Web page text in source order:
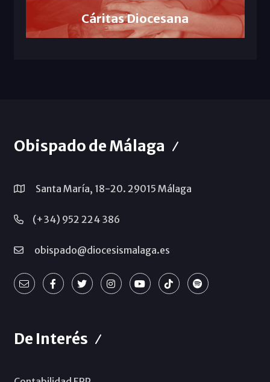
Cáritas Diocesana
Obispado de Málaga
Santa María, 18-20. 29015 Málaga
(+34) 952 224 386
obispado@diocesismalaga.es
De Interés